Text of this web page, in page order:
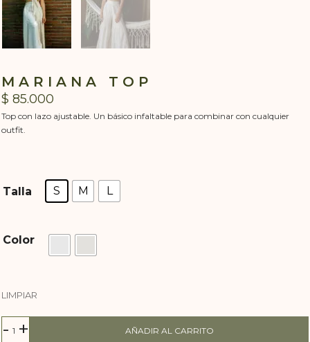
MARIANA TOP
$ 85.000
Top con lazo ajustable. Un básico infaltable para combinar con cualquier
outfit.
Talla S M L
Color
LIMPIAR
- + AÑADIR AL CARRITO